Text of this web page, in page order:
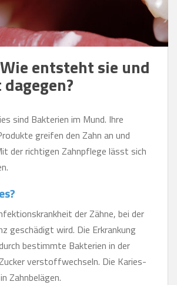
entsteht sie und
sind Bakterien im Mund. Ihre
greifen den Zahn an und
der richtigen Zahnpflege lässt sich
der Zähne, bei der
geschädigt wird. Die Erkrankung
bestimmte Bakterien in der
verstoffwechseln. Die Karies-
Zahnbelägen.